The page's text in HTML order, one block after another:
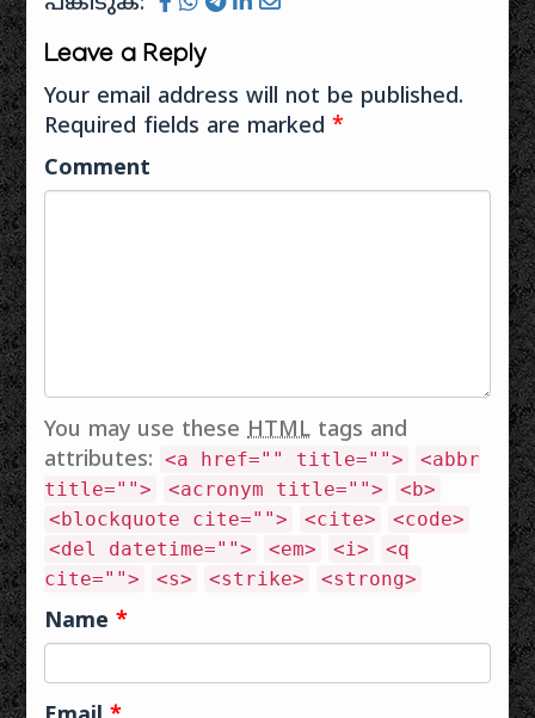
Leave a Reply
Your email address will not be published.
Required fields are marked*
Comment
You may use theseHTML tags and
attributes:
<a href="" title="">
<abbr
title="">
<acronym title="">
<b>
<blockquote cite="">
<cite>
<code>
<del datetime="">
<em> <i>
<q
cite="">
<s> <strike> <strong>
Name*